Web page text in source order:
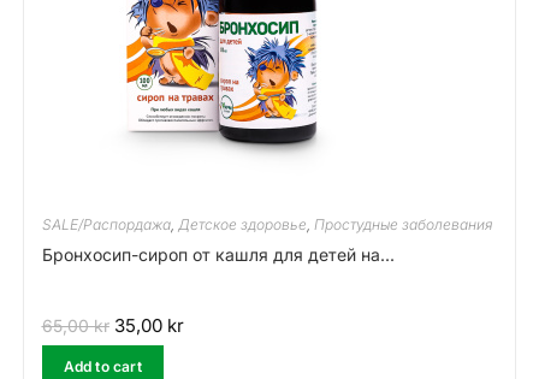
SALE/Распордажа, Детское здоровье, Простудные заболевания
Бронхосип-сироп от кашля для детей на...
65,00kr 35,00 kr
Add to cart